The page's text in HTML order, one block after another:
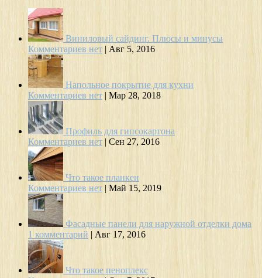
Виниловый сайдинг. Плюсы и минусы
Комментариев нет | Авг 5, 2016
Напольное покрытие для кухни
Комментариев нет | Мар 28, 2018
Профиль для гипсокартона
Комментариев нет | Сен 27, 2016
Что такое планкен
Комментариев нет | Май 15, 2019
Фасадные панели для наружной отделки дома
1 комментарий | Авг 17, 2016
Что такое пеноплекс